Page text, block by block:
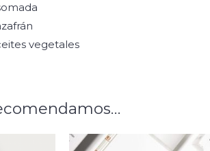
vegetales